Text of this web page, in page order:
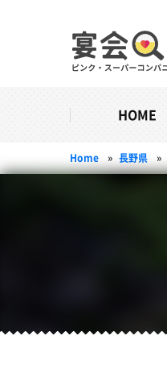
HOME
Home » 長野県 »